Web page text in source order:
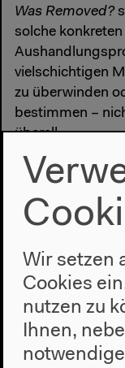
Was Removed?
solche
vielschichtigen
zu überwinden
bestimmen –
überall.
MitAnthony D.
Halpern
Murphy ,Allison
#Anthropozän
#Gesellschaft
Wir setzen
Cookies
nutzen zu
Ihnen,